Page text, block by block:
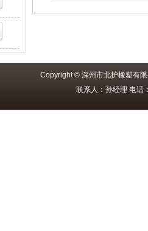
Copyright © 深州市北护橡塑有
联系人：孙经理 电